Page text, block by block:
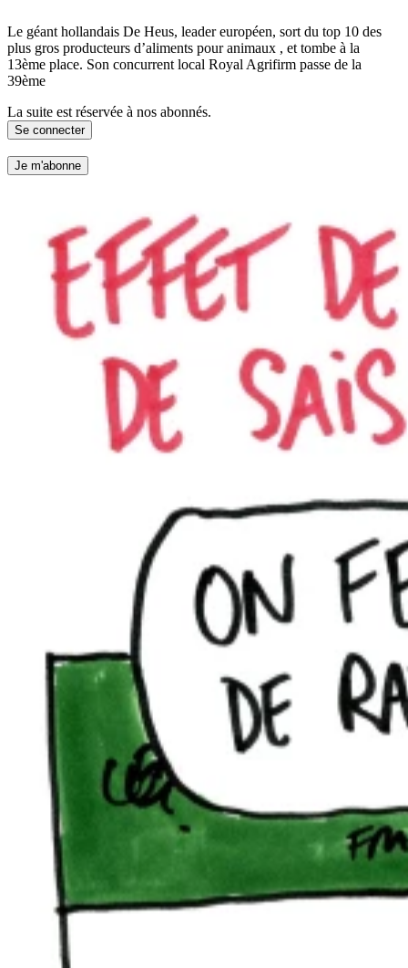
Le géant hollandais De Heus, leader européen, sort du top 10 des
plus gros producteurs d’aliments pour animaux , et tombe à la
13ème place. Son concurrent local Royal Agrifirm passe de la
39ème
La suite est réservée à nos abonnés.
Se connecter
Je m'abonne